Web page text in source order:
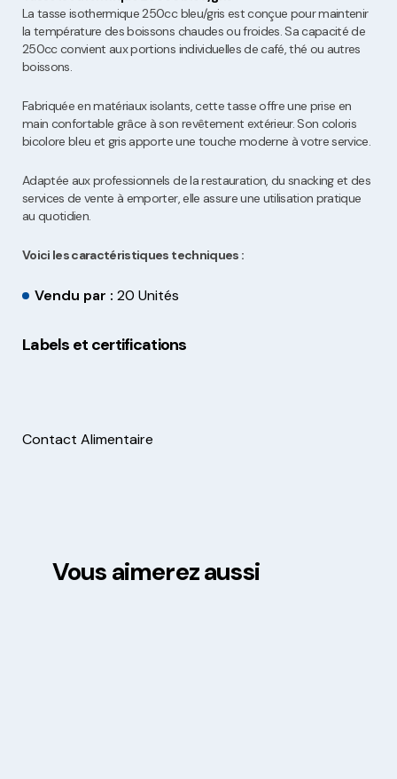
La tasse isothermique 250cc bleu/gris est conçue pour maintenir
la température des boissons chaudes ou froides. Sa capacité de
250cc convient aux portions individuelles de café, thé ou autres
boissons.
Fabriquée en matériaux isolants, cette tasse offre une prise en
main confortable grâce à son revêtement extérieur. Son coloris
bicolore bleu et gris apporte une touche moderne à votre service.
Adaptée aux professionnels de la restauration, du snacking et des
services de vente à emporter, elle assure une utilisation pratique
au quotidien.
Voici les caractéristiques techniques :
Vendu par : 20 Unités
Labels et certifications
Contact Alimentaire
Vous aimerez aussi